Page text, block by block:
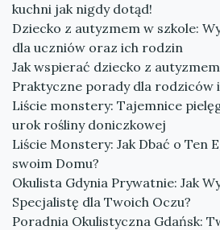
kuchni jak nigdy dotąd!
Dziecko z autyzmem w szkole:
dla uczniów oraz ich rodzin
Jak wspierać dziecko z
Praktyczne porady dla rodziców
Liście monstery: Tajemnice
urok rośliny doniczkowej
Liście Monstery: Jak Dbać o Ten
swoim Domu?
Okulista Gdynia Prywatnie: Jak
Specjalistę dla Twoich Oczu?
Poradnia Okulistyczna Gdańsk: